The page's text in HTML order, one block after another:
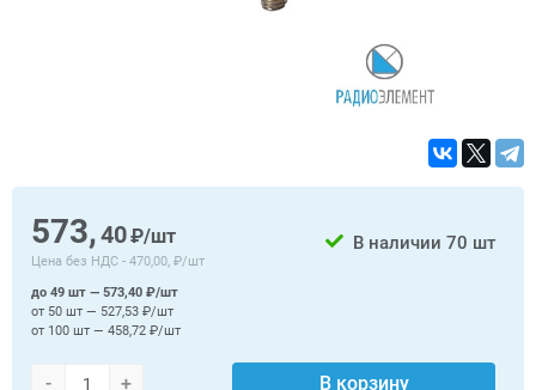
573,40₽/шт
Цена без НДС - 470,00, ₽/шт
В наличии 70 шт
- + В корзину
до 49 шт — 573,40 ₽/шт
от 50 шт — 527,53 ₽/шт
от 100 шт — 458,72 ₽/шт